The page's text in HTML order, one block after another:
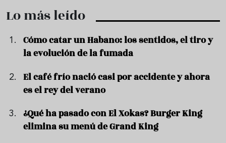
Lo más leído
Cómo catar un Habano: los sentidos, el tiro y
la evolución de la fumada
El café frío nació casi por accidente y ahora
es el rey del verano
¿Qué ha pasado con El Xokas? Burger King
elimina su menú de Grand King